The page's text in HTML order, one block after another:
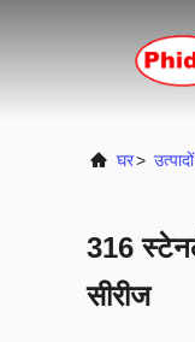
घर> उत्पादों
316
सीरीज